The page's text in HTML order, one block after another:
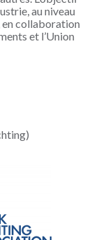
au niveau
en collaboration
et l’Union